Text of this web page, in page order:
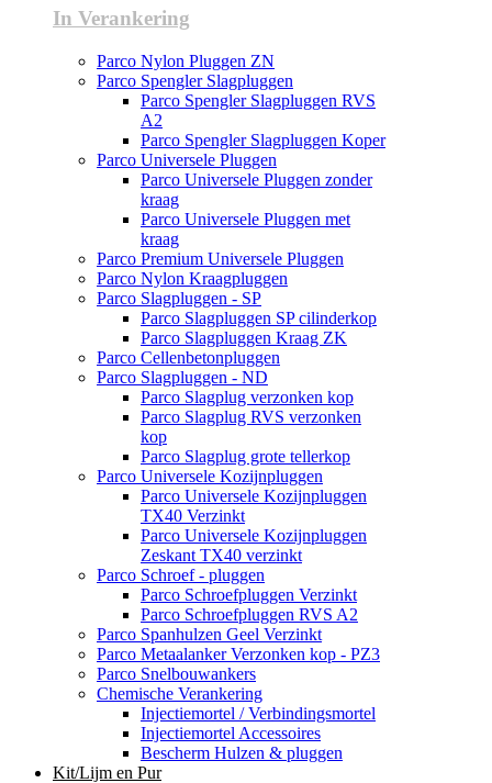
In Verankering
Parco Nylon Pluggen ZN
Parco Spengler Slagpluggen
Parco Spengler Slagpluggen RVS
A2
Parco Spengler Slagpluggen Koper
Parco Universele Pluggen
Parco Universele Pluggen zonder
kraag
Parco Universele Pluggen met
kraag
Parco Premium Universele Pluggen
Parco Nylon Kraagpluggen
Parco Slagpluggen - SP
Parco Slagpluggen SP cilinderkop
Parco Slagpluggen Kraag ZK
Parco Cellenbetonpluggen
Parco Slagpluggen - ND
Parco Slagplug verzonken kop
Parco Slagplug RVS verzonken
kop
Parco Slagplug grote tellerkop
Parco Universele Kozijnpluggen
Parco Universele Kozijnpluggen
TX40 Verzinkt
Parco Universele Kozijnpluggen
Zeskant TX40 verzinkt
Parco Schroef - pluggen
Parco Schroefpluggen Verzinkt
Parco Schroefpluggen RVS A2
Parco Spanhulzen Geel Verzinkt
Parco Metaalanker Verzonken kop - PZ3
Parco Snelbouwankers
Chemische Verankering
Injectiemortel / Verbindingsmortel
Injectiemortel Accessoires
Bescherm Hulzen & pluggen
Kit/Lijm en Pur